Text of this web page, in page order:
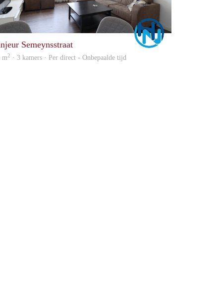
Semeynsstraat
m2 · 3 kamers · Per direct - Onbepaalde tijd